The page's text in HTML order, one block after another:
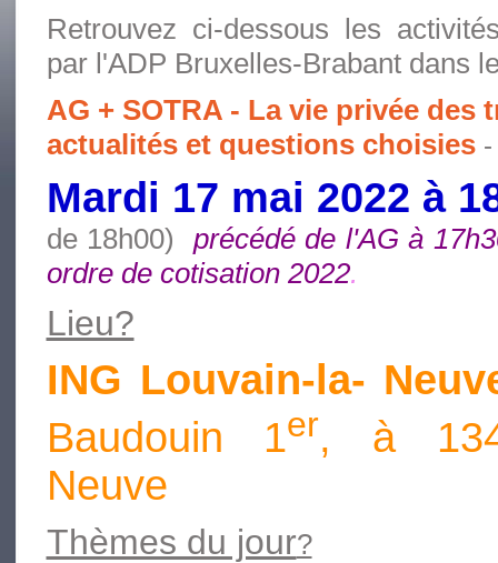
Retrouvez ci-dessous les
par l'ADP Bruxelles-Brabant dans
AG + SOTRA - La vie privée des
actualités et questions choisies
Mardi 17 mai 2022 à
de 18h00)
précédé de l'AG à
ordre de cotisation 2022.
Lieu?
ING Louvain-la-
Baudouin 1er, à
Neuve
Thèmes du jour?